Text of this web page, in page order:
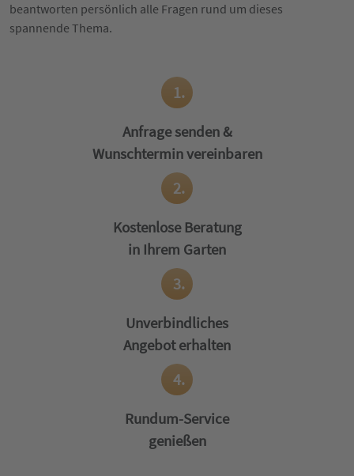
beantworten persönlich alle Fragen rund um dieses
spannende Thema.
1.
Anfrage senden &
Wunschtermin vereinbaren
2.
Kostenlose Beratung
in Ihrem Garten
3.
Unverbindliches
Angebot erhalten
4.
Rundum-Service
genießen